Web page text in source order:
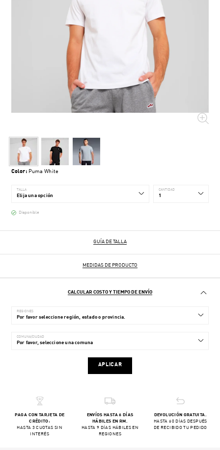
Color: Puma White
TALLA CANTIDAD
Disponible
GUÍA DE TALLA
MEDIDAS DE PRODUCTO
CALCULAR COSTO Y TIEMPO DE ENVÍO
REGIONES
COMUNA/CIUDAD
APLICAR
PAGA CON TARJETA DE
CRÉDITO:
HASTA 3 CUOTAS SIN
INTERÉS
ENVÍOS HASTA 6 DÍAS
HÁBILES EN RM.
HASTA 9 DÍAS HÁBILES EN
REGIONES
DEVOLUCIÓN GRATUITA.
HASTA 60 DÍAS DESPUÉS
DE RECIBIDO TU PEDIDO